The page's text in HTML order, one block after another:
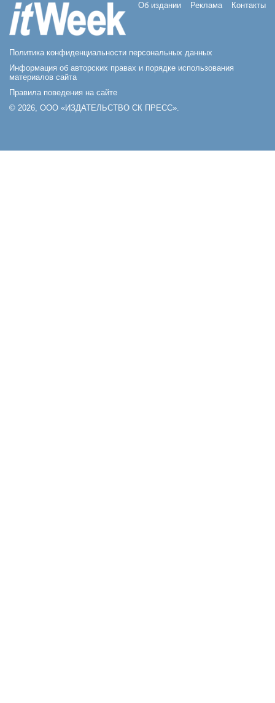
Об издании Реклама Контакты
Политика конфиденциальности персональных данных
Информация об авторских правах и порядке использования
материалов сайта
Правила поведения на сайте
© 2026, ООО «ИЗДАТЕЛЬСТВО СК ПРЕСС».